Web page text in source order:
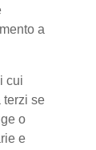
a
cui
terzi se
o
e